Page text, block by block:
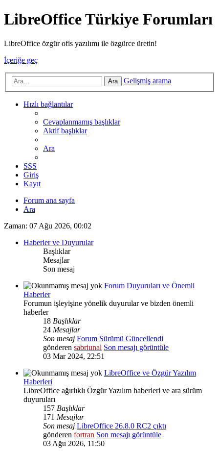
LibreOffice Türkiye Forumları
LibreOffice özgür ofis yazılımı ile özgürce üretin!
İçeriğe geç
Ara Gelişmiş arama
Hızlı bağlantılar
Cevaplanmamış başlıklar
Aktif başlıklar
Ara
SSS
Giriş
Kayıt
Forum ana sayfa
Ara
Zaman: 07 Ağu 2026, 00:02
Haberler ve Duyurular
Başlıklar
Mesajlar
Son mesaj
Forum Duyuruları ve Önemli
Haberler
Forumun işleyişine yönelik duyurular ve bizden önemli
haberler
18 Başlıklar
24 Mesajlar
Son mesaj Forum Sürümü Güncellendi
gönderen sabriunal Son mesajı görüntüle
03 Mar 2024, 22:51
LibreOffice ve Özgür Yazılım
Haberleri
LibreOffice ağırlıklı Özgür Yazılım haberleri ve ara sürüm
duyuruları
157 Başlıklar
171 Mesajlar
Son mesaj LibreOffice 26.8.0 RC2 çıktı
gönderen fortran Son mesajı görüntüle
03 Ağu 2026, 11:50